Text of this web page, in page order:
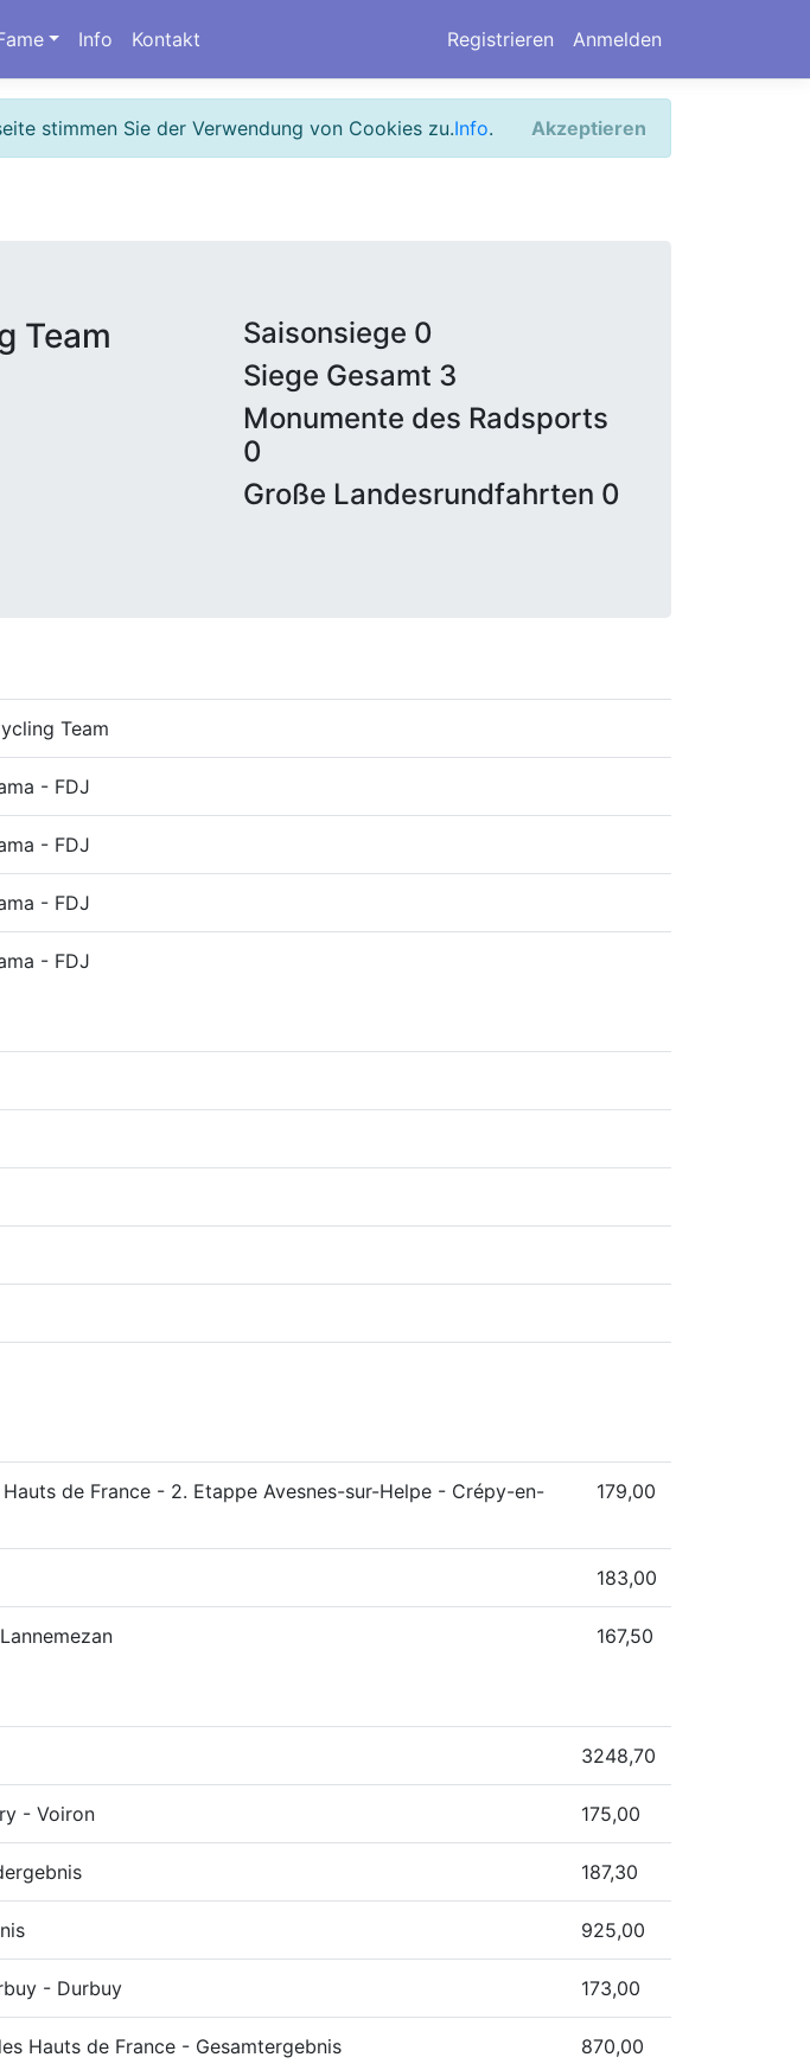
Registrieren Anmelden
Info Kontakt
stimmen Sie der Verwendung von Cookies zu.Info. Akzeptieren
Team
Saisonsiege 0
Siege Gesamt 3
Monumente des Radsports
0
Große Landesrundfahrten 0
Team
- FDJ
- FDJ
- FDJ
- FDJ
de France - 2. Etappe Avesnes-sur-Helpe - Crépy-en-
179,00
183,00
167,50
3248,70
- Voiron 175,00
187,30
925,00
- Durbuy 173,00
Hauts de France - Gesamtergebnis 870,00